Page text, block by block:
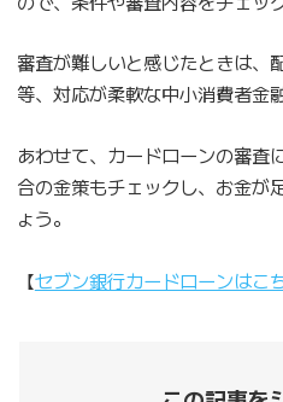
審査が難しいと感じたときは、
等、対応が柔軟な中小消費者金
あわせて、カードローンの審査
合の金策もチェックし、お金が
ょう。
【セブン銀行カードローンはこ